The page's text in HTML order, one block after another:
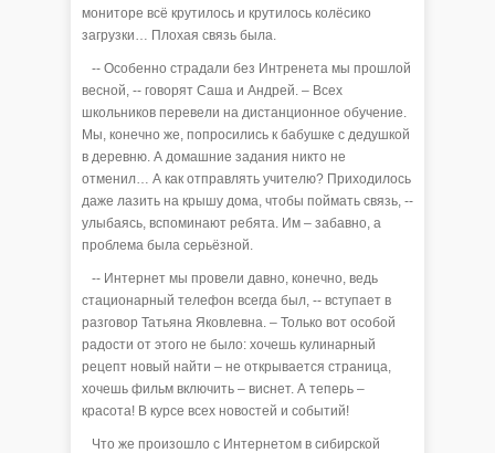
мониторе всё крутилось и крутилось колёсико
загрузки… Плохая связь была.
-- Особенно страдали без Интренета мы прошлой
весной, -- говорят Саша и Андрей. – Всех
школьников перевели на дистанционное обучение.
Мы, конечно же, попросились к бабушке с дедушкой
в деревню. А домашние задания никто не
отменил… А как отправлять учителю? Приходилось
даже лазить на крышу дома, чтобы поймать связь, --
улыбаясь, вспоминают ребята. Им – забавно, а
проблема была серьёзной.
-- Интернет мы провели давно, конечно, ведь
стационарный телефон всегда был, -- вступает в
разговор Татьяна Яковлевна. – Только вот особой
радости от этого не было: хочешь кулинарный
рецепт новый найти – не открывается страница,
хочешь фильм включить – виснет. А теперь –
красота! В курсе всех новостей и событий!
Что же произошло с Интернетом в сибирской